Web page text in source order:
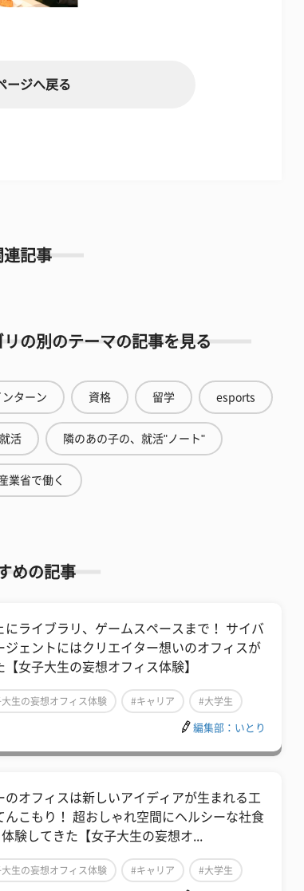
ージへ戻る
連記事
リの別のテーマの記事を見る
ンターン 資格 留学 esports
就活 隣のあの子の、就活"ノート"
業省で働く
めの記事
にライブラリ、ゲームスペースまで！ サイバ
ジェントにはクリエイター想いのオフィスが
【女子大生の妄想オフィス体験】
生の妄想オフィス体験 #キャリア #大学生
編集部：いとり
のオフィスは新しいアイディアが生まれる工
んこもり！ 超おしゃれ空間にヘルシーな社食
験してきた【女子大生の妄想オ...
生の妄想オフィス体験 #キャリア #大学生